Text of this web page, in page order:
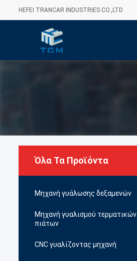
HEFEI TRANCAR INDUSTRIES CO.,LTD
Όλα Τα Προϊόντα
Μηχανή γυάλωσης δεξαμενών
Μηχανή γυαλισμού τερματικών
πιάτων
CNC γυαλίζοντας μηχανή